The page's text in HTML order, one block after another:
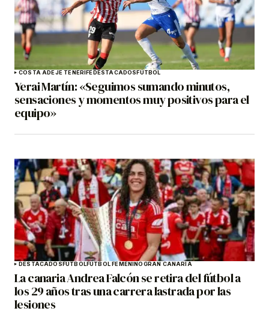
COSTA ADEJE TENERIFE DESTACADOS FÚTBOL
Yerai Martín: «Seguimos sumando minutos,
sensaciones y momentos muy positivos para el
equipo»
DESTACADOS FÚTBOLFÚTBOL FEMENINOGRAN CANARIA
La canaria Andrea Falcón se retira del fútbol a
los 29 años tras una carrera lastrada por las
lesiones